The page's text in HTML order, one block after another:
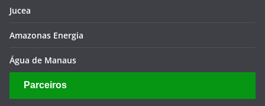
Jucea
Amazonas Energia
Água de Manaus
Parceiros